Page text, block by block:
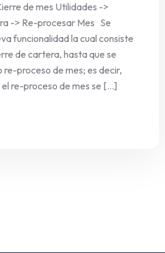
de mes Utilidades ->
-> Re-procesar Mes Se
funcionalidad la cual consiste
de cartera, hasta que se
re-proceso de mes; es decir,
re-proceso de mes se [...]